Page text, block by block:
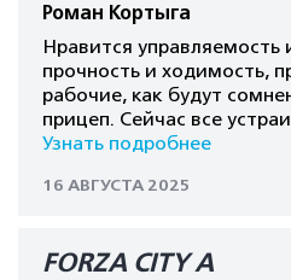
Роман Кортыга
Нравится
прочность и ходимость,
рабочие, как будут
прицеп. Сейчас все
Узнать подробнее
16 АВГУСТА 2025
FORZA CITY A